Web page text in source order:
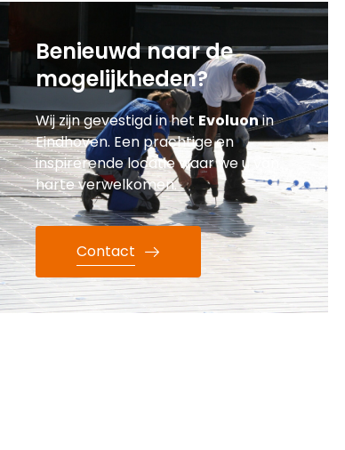
Benieuwd naar de
mogelijkheden?
Wij zijn gevestigd in het Evoluonin
Eindhoven. Een prachtige en
inspirerende locatie waar we u van
harte verwelkomen.
Contact